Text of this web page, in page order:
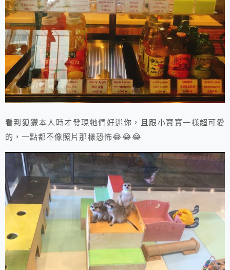
看到狐獴本人時才發現牠們好迷你，且跟小寶寶一樣超可愛
的，一點都不像照片那樣恐怖😂😂😂